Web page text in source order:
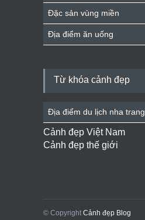
Đặc sản vùng miền
Địa điểm ăn uống
Từ khóa cảnh đẹp
Địa điểm du lịch nha trang
Cảnh đẹp Việt Nam
Cảnh đẹp thế giới
© Copyright Cảnh đẹp Blog